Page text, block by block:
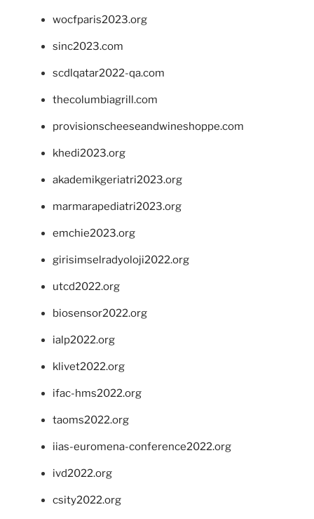
wocfparis2023.org
sinc2023.com
scdlqatar2022-qa.com
thecolumbiagrill.com
provisionscheeseandwineshoppe.com
khedi2023.org
akademikgeriatri2023.org
marmarapediatri2023.org
emchie2023.org
girisimselradyoloji2022.org
utcd2022.org
biosensor2022.org
ialp2022.org
klivet2022.org
ifac-hms2022.org
taoms2022.org
iias-euromena-conference2022.org
ivd2022.org
csity2022.org